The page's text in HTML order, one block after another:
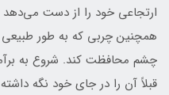
ارتجاعی خود را از دست می‌دهد
همچنین چربی که به طور طبیعی
چشم محافظت کند. شروع به
قبلاً آن را در جای خود نگه